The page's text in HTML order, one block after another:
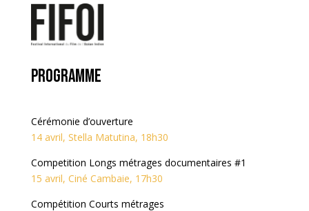
Programme
Cérémonie d’ouverture
14 avril, Stella Matutina, 18h30
Competition Longs métrages documentaires #1
15 avril, Ciné Cambaie, 17h30
Compétition Courts métrages